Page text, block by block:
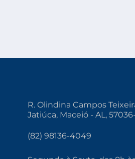
R. Olindina Campos
Jatiúca, Maceió - AL,
(82) 98136-4049